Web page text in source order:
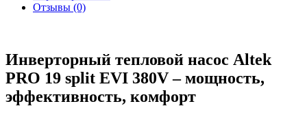
Отзывы (0)
Инверторный тепловой насос Altek
PRO 19 split EVI 380V – мощность,
эффективность, комфорт